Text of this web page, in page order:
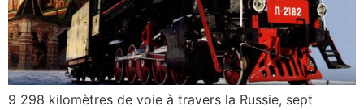
9 298 kilomètres de voie à travers la Russie, sept